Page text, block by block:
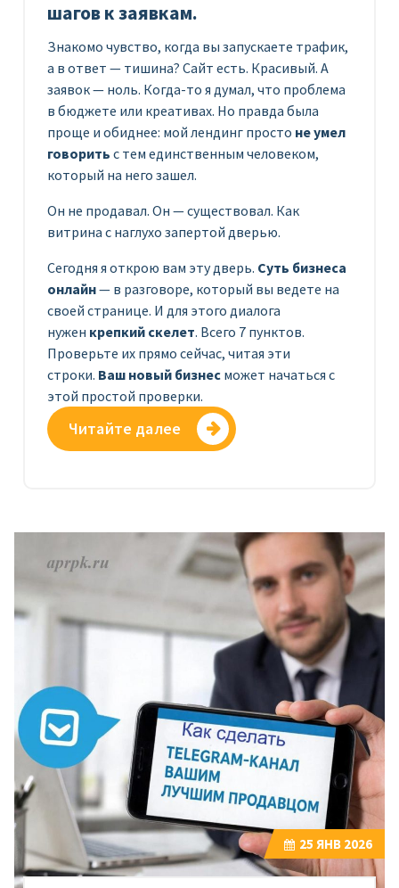
шагов к заявкам.
Знакомо чувство, когда вы запускаете трафик,
а в ответ — тишина? Сайт есть. Красивый. А
заявок — ноль. Когда-то я думал, что проблема
в бюджете или креативах. Но правда была
проще и обиднее: мой лендинг просто не умел
говорить с тем единственным человеком,
который на него зашел.
Он не продавал. Он — существовал. Как
витрина с наглухо запертой дверью.
Сегодня я открою вам эту дверь. Суть бизнеса
онлайн— в разговоре, который вы ведете на
своей странице. И для этого диалога
нужен крепкий скелет. Всего 7 пунктов.
Проверьте их прямо сейчас, читая эти
строки. Ваш новый бизнес может начаться с
этой простой проверки.
Читайте далее
25 ЯНВ 2026